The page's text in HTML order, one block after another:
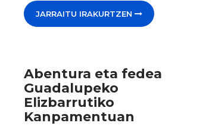
JARRAITU IRAKURTZEN
Abentura eta fedea
Guadalupeko
Elizbarrutiko
Kanpamentuan